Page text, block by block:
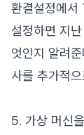
환결설정에
설정하면 지
엇인지 알려
사를 추가적
5. 가상 머신